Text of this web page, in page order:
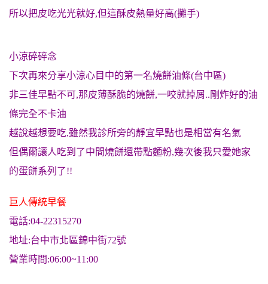
所以把皮吃光光就好,但這酥皮熱量好高(攤手)
小涼碎碎念
下次再來分享小涼心目中的第一名燒餅油條(台中區)
非三佳早點不可,那皮薄酥脆的燒餅,一咬就掉屑..剛炸好的油
條完全不卡油
越說越想要吃,雖然我診所旁的靜宜早點也是相當有名氣
但偶爾讓人吃到了中間燒餅還帶點麵粉,幾次後我只愛她家
的蛋餅系列了!!
巨人傳統早餐
電話:04-22315270
地址:台中市北區錦中街72號
營業時間:06:00~11:00